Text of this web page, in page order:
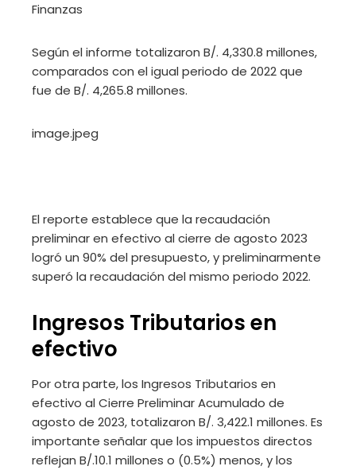
Finanzas
Según el informe totalizaron B/. 4,330.8 millones,
comparados con el igual periodo de 2022 que
fue de B/. 4,265.8 millones.
image.jpeg
El reporte establece que la recaudación
preliminar en efectivo al cierre de agosto 2023
logró un 90% del presupuesto, y preliminarmente
superó la recaudación del mismo periodo 2022.
Ingresos Tributarios en
efectivo
Por otra parte, los Ingresos Tributarios en
efectivo al Cierre Preliminar Acumulado de
agosto de 2023, totalizaron B/. 3,422.1 millones. Es
importante señalar que los impuestos directos
reflejan B/.10.1 millones o (0.5%) menos, y los